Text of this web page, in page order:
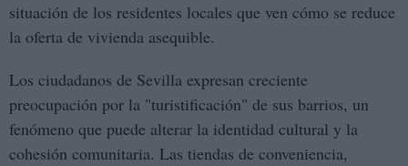
situación de los residentes locales que ven cómo se reduce
la oferta de vivienda asequible.
Los ciudadanos de Sevilla expresan creciente
preocupación por la "turistificación" de sus barrios, un
fenómeno que puede alterar la identidad cultural y la
cohesión comunitaria. Las tiendas de conveniencia,